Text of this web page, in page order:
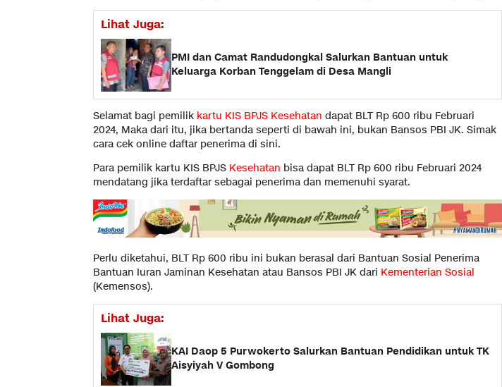
Lihat Juga:
PMI dan Camat Randudongkal Salurkan Bantuan untuk
Keluarga Korban Tenggelam di Desa Mangli
Selamat bagi pemilik kartu KIS BPJS Kesehatan dapat BLT Rp 600 ribu Februari
2024, Maka dari itu, jika bertanda seperti di bawah ini, bukan Bansos PBI JK. Simak
cara cek online daftar penerima di sini.
Para pemilik kartu KIS BPJS Kesehatan bisa dapat BLT Rp 600 ribu Februari 2024
mendatang jika terdaftar sebagai penerima dan memenuhi syarat.
Perlu diketahui, BLT Rp 600 ribu ini bukan berasal dari Bantuan Sosial Penerima
Bantuan Iuran Jaminan Kesehatan atau Bansos PBI JK dari Kementerian Sosial
(Kemensos).
Lihat Juga:
KAI Daop 5 Purwokerto Salurkan Bantuan Pendidikan untuk TK
Aisyiyah V Gombong